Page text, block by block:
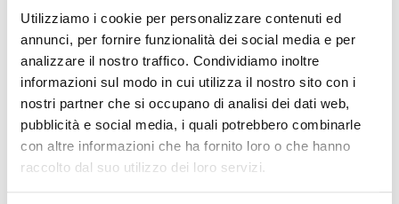
Utilizziamo i cookie per personalizzare contenuti ed
annunci, per fornire funzionalità dei social media e per
analizzare il nostro traffico. Condividiamo inoltre
informazioni sul modo in cui utilizza il nostro sito con i
nostri partner che si occupano di analisi dei dati web,
pubblicità e social media, i quali potrebbero combinarle
con altre informazioni che ha fornito loro o che hanno
raccolto dal suo utilizzo dei loro servizi.
COATING FINISH: